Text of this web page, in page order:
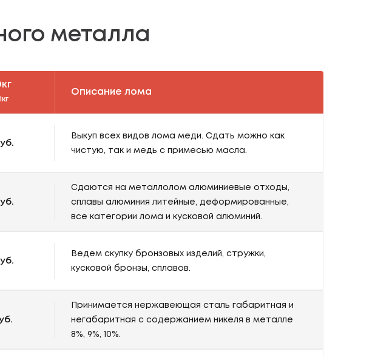
металла
Описание лома
Выкуп всех видов лома меди. Сдать можно как
чистую, так и медь с примесью масла.
Сдаются на металлолом алюминиевые отходы,
сплавы алюминия литейные, деформированные,
все категории лома и кусковой алюминий.
Ведем скупку бронзовых изделий, стружки,
кусковой бронзы, сплавов.
Принимается нержавеющая сталь габаритная и
негабаритная с содержанием никеля в металле
8%, 9%, 10%.